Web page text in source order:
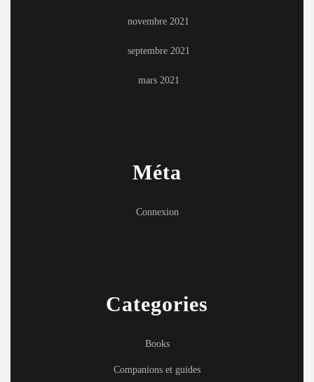
novembre 2021
septembre 2021
mars 2021
Méta
Connexion
Categories
Books
Companions et guides